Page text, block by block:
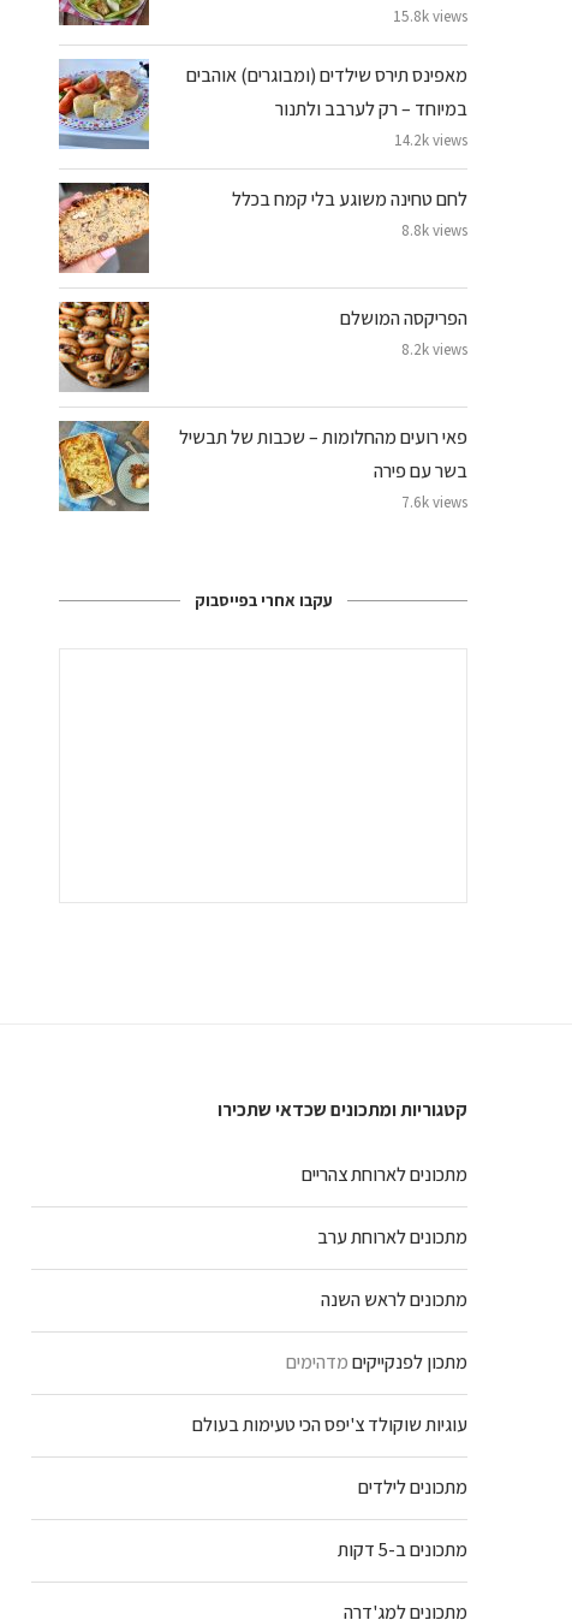
15.8k views
מאפינס תירס שילדים (ומבוגרים) אוהבים
במיוחד – רק לערבב ולתנור
14.2k views
לחם טחינה משוגע בלי קמח בכלל
8.8k views
הפריקסה המושלם
8.2k views
פאי רועים מהחלומות – שכבות של תבשיל
בשר עם פירה
7.6k views
עקבו אחרי בפייסבוק
קטגוריות ומתכונים שכדאי שתכירו
מתכונים לארוחת צהריים
מתכונים לארוחת ערב
מתכונים לראש השנה
מתכון לפנקייקיםמדהימים
עוגיות שוקולד צ'יפס הכי טעימות בעולם
מתכונים לילדים
מתכונים ב-5 דקות
מתכונים למג'דרה